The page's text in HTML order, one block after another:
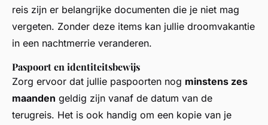
reis zijn er belangrijke documenten die je niet mag
vergeten. Zonder deze items kan jullie droomvakantie
in een nachtmerrie veranderen.
Paspoort en identiteitsbewijs
Zorg ervoor dat jullie paspoorten nog minstens zes
maanden geldig zijn vanaf de datum van de
terugreis. Het is ook handig om een kopie van je